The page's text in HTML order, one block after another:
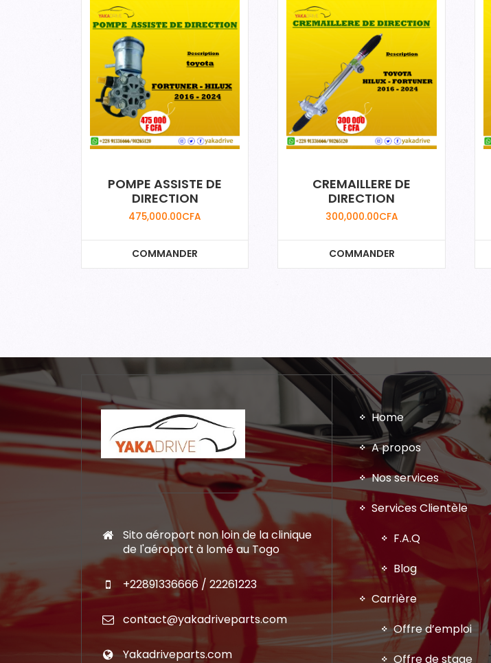
POMPE ASSISTE DE
DIRECTION
475,000.00CFA
COMMANDER
CREMAILLERE DE
DIRECTION
300,000.00CFA
COMMANDER
Sito aéroport non loin de la clinique
de l'aéroport à lomé au Togo
+22891336666 / 22261223
contact@yakadriveparts.com
Yakadriveparts.com
Home
A propos
Nos services
Services Clientèle
F.A.Q
Blog
Carrière
Offre d’emploi
Offre de stage